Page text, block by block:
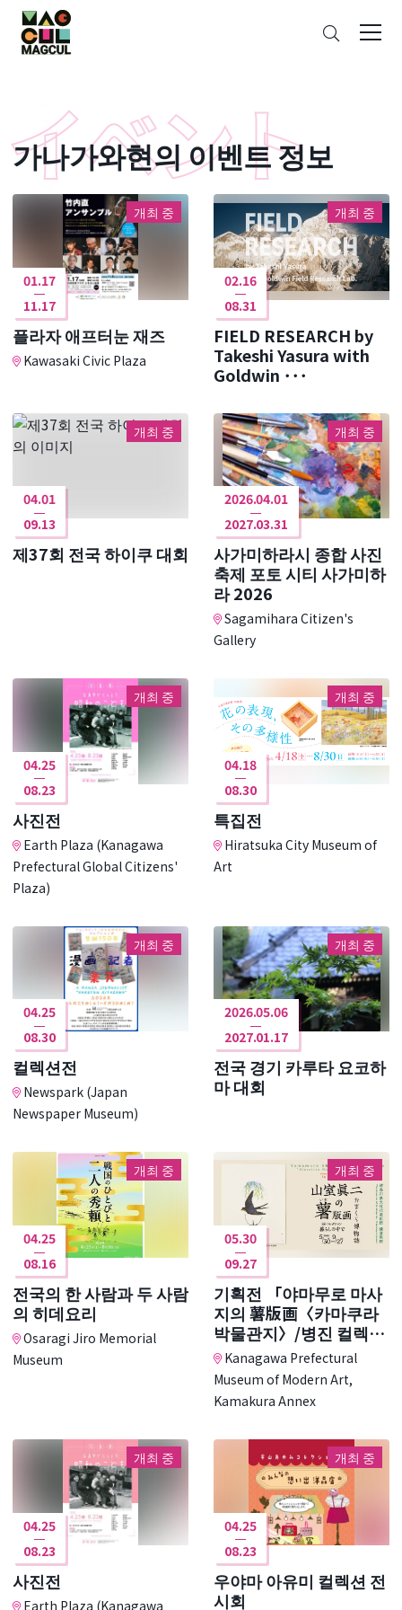
ン
テ
ン
ス
キ
ッ
プ
가나가와현의 이벤트 정보
개최 중
01.17
11.17
플라자 애프터눈 재즈
Kawasaki Civic Plaza
개최 중
02.16
08.31
FIELD RESEARCH by
Takeshi Yasura with
Goldwin ･･･
개최 중
04.01
09.13
제37회 전국 하이쿠 대회
개최 중
2026.04.01
2027.03.31
사가미하라시 종합 사진
축제 포토 시티 사가미하
라 2026
Sagamihara Citizen's
Gallery
개최 중
04.25
08.23
사진전
Earth Plaza (Kanagawa
Prefectural Global Citizens'
Plaza)
개최 중
04.18
08.30
특집전
Hiratsuka City Museum of
Art
개최 중
04.25
08.30
컬렉션전
Newspark (Japan
Newspaper Museum)
개최 중
2026.05.06
2027.01.17
전국 경기 카루타 요코하
마 대회
개최 중
04.25
08.16
전국의 한 사람과 두 사람
의 히데요리
Osaragi Jiro Memorial
Museum
개최 중
05.30
09.27
기획전 「야마무로 마사
지의 薯版画〈카마쿠라
박물관지〉/병진 컬렉션
생활에서」
Kanagawa Prefectural
Museum of Modern Art,
Kamakura Annex
개최 중
04.25
08.23
사진전
Earth Plaza (Kanagawa
개최 중
04.25
08.23
우야마 아유미 컬렉션 전
시회